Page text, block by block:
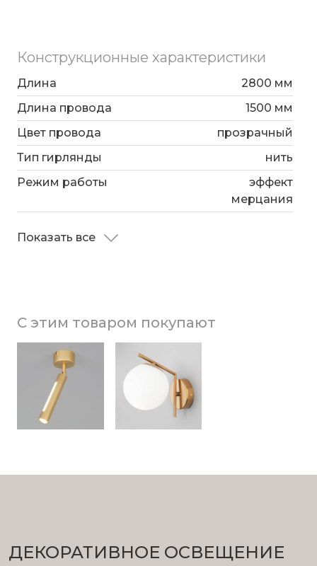
Конструкционные характеристики
Длина
2800 мм
Длина провода
1500 мм
Цвет провода
прозрачный
Тип гирлянды
нить
Режим работы
эффект
мерцания
Показать все
С этим товаром покупают
ДЕКОРАТИВНОЕ ОСВЕЩЕНИЕ